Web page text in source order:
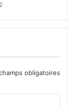
obligatoires